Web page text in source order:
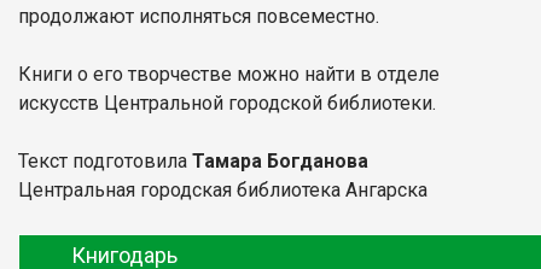
продолжают исполняться повсеместно.
Книги о его творчестве можно найти в отделе
искусств Центральной городской библиотеки.
Текст подготовила Тамара Богданова
Центральная городская библиотека Ангарска
Книгодарь